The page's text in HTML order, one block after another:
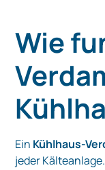
Wie
Ein Kühlhaus-
jeder